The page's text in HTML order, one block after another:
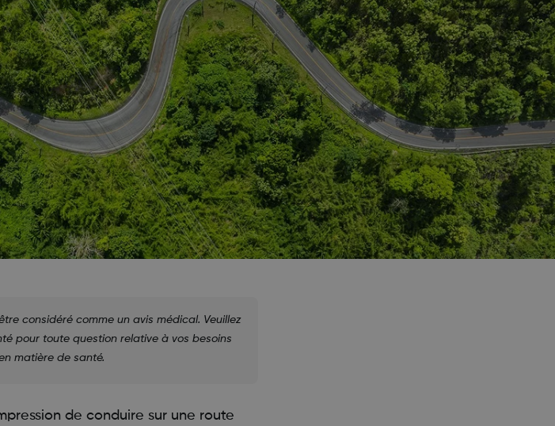
considéré comme un avis médical. Veuillez
pour toute question relative à vos besoins
matière de santé.
de conduire sur une route